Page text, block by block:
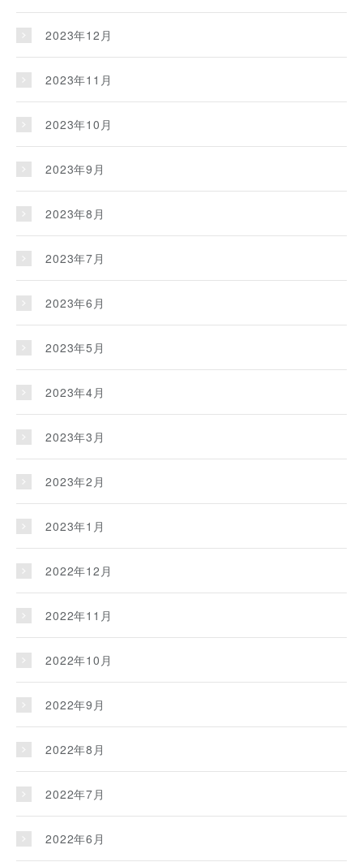
2023年12月
2023年11月
2023年10月
2023年9月
2023年8月
2023年7月
2023年6月
2023年5月
2023年4月
2023年3月
2023年2月
2023年1月
2022年12月
2022年11月
2022年10月
2022年9月
2022年8月
2022年7月
2022年6月